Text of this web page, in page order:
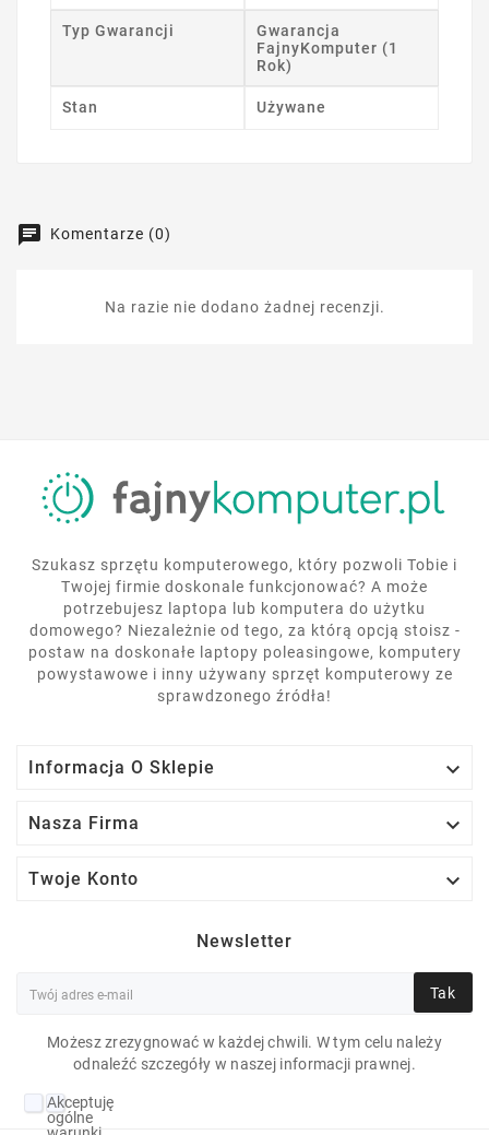
Typ Gwarancji
Gwarancja
FajnyKomputer (1
Rok)
Stan Używane
Komentarze (0)
Na razie nie dodano żadnej recenzji.
Szukasz sprzętu komputerowego, który pozwoli Tobie i
Twojej firmie doskonale funkcjonować? A może
potrzebujesz laptopa lub komputera do użytku
domowego? Niezależnie od tego, za którą opcją stoisz -
postaw na doskonałe laptopy poleasingowe, komputery
powystawowe i inny używany sprzęt komputerowy ze
sprawdzonego źródła!
Informacja O Sklepie 
Nasza Firma 
Twoje Konto 
Newsletter
Tak
Możesz zrezygnować w każdej chwili. W tym celu należy
odnaleźć szczegóły w naszej informacji prawnej.
Akceptuję
ogólne